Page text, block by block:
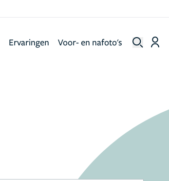
Ervaringen Voor- en nafoto's